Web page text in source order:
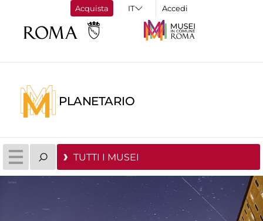
Acquista Accedi
PLANETARIO
TUTTI I MUSEI